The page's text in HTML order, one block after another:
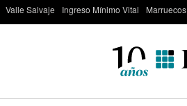
Valle Salvaje Ingreso Mínimo Vital Marruecos